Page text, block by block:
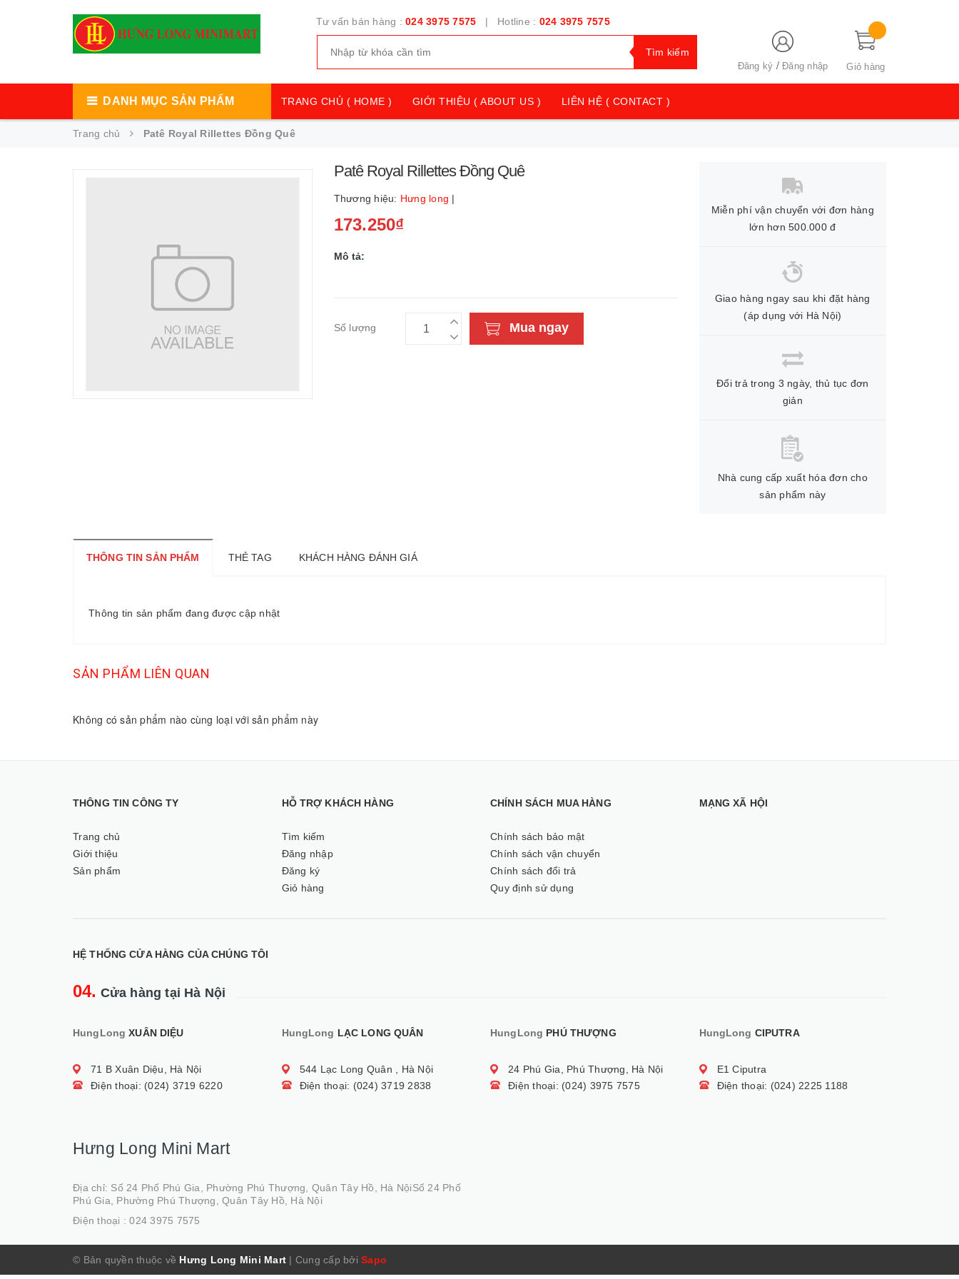
Tư vấn bán hàng : 024 3975 7575 | Hotline : 024 3975 7575
Tìm kiếm
Đăng ký /Đăng nhập Giỏ hàng
DANH MỤC SẢN PHẨM TRANG CHỦ ( HOME ) GIỚI THIỆU ( ABOUT US ) LIÊN HỆ ( CONTACT )
Trang chủ Patê Royal Rillettes Đồng Quê
Patê Royal Rillettes Đồng Quê
Thương hiệu: Hưng long |
173.250₫
Mô tả:
Số lượng Mua ngay
Miễn phí vận chuyển với đơn hàng
lớn hơn 500.000 đ
Giao hàng ngay sau khi đặt hàng
(áp dụng với Hà Nội)
Đổi trả trong 3 ngày, thủ tục đơn
giản
Nhà cung cấp xuất hóa đơn cho
sản phẩm này
THÔNG TIN SẢN PHẨM THẺ TAG KHÁCH HÀNG ĐÁNH GIÁ
Thông tin sản phẩm đang được cập nhật
SẢN PHẨM LIÊN QUAN
Không có sản phẩm nào cùng loại với sản phẩm này
THÔNG TIN CÔNG TY
Trang chủ
Giới thiệu
Sản phẩm
HỖ TRỢ KHÁCH HÀNG
Tìm kiếm
Đăng nhập
Đăng ký
Giỏ hàng
CHÍNH SÁCH MUA HÀNG
Chính sách bảo mật
Chính sách vận chuyển
Chính sách đổi trả
Quy định sử dụng
MẠNG XÃ HỘI
HỆ THỐNG CỬA HÀNG CỦA CHÚNG TÔI
04. Cửa hàng tại Hà Nội
HungLong XUÂN DIỆU
71 B Xuân Diệu, Hà Nội
Điện thoại: (024) 3719 6220
HungLong LẠC LONG QUÂN
544 Lạc Long Quân , Hà Nội
Điện thoại: (024) 3719 2838
HungLong PHÚ THƯỢNG
24 Phú Gia, Phú Thượng, Hà Nội
Điện thoại: (024) 3975 7575
HungLong CIPUTRA
E1 Ciputra
Điện thoại: (024) 2225 1188
Hưng Long Mini Mart
Địa chỉ: Số 24 Phố Phú Gia, Phường Phú Thượng, Quân Tây Hồ, Hà NộiSố 24 Phố
Phú Gia, Phường Phú Thượng, Quân Tây Hồ, Hà Nội
Điện thoại :024 3975 7575
© Bản quyền thuộc về Hưng Long Mini Mart | Cung cấp bởi Sapo